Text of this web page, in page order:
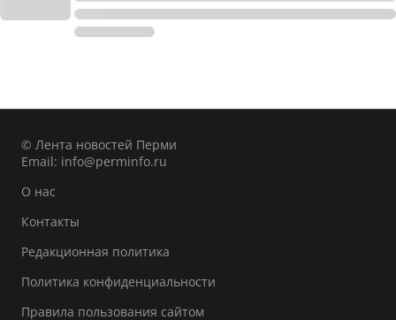
© Лента новостей Перми
Email: info@perminfo.ru
О нас
Контакты
Редакционная политика
Политика конфиденциальности
Правила пользования сайтом